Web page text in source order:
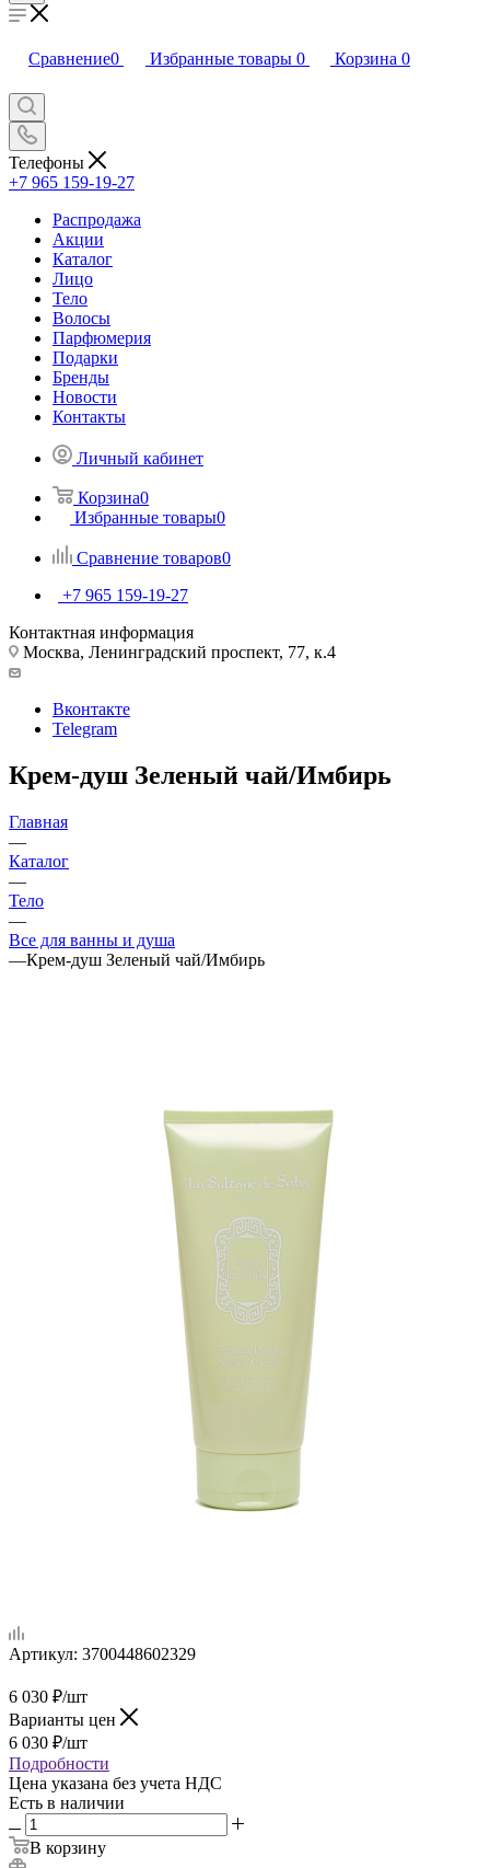
Сравнение0 Избранные товары 0 Корзина 0
Телефоны
+7 965 159-19-27
Распродажа
Акции
Каталог
Лицо
Тело
Волосы
Парфюмерия
Подарки
Бренды
Новости
Контакты
Личный кабинет
Корзина0
Избранные товары0
Сравнение товаров0
+7 965 159-19-27
Контактная информация
Москва, Ленинградский проспект, 77, к.4
Вконтакте
Telegram
Крем-душ Зеленый чай/Имбирь
Главная
—
Каталог
—
Тело
—
Все для ванны и душа
—Крем-душ Зеленый чай/Имбирь
Артикул: 3700448602329
6 030 ₽/шт
Варианты цен
6 030 ₽/шт
Подробности
Цена указана без учета НДС
Есть в наличии
В корзину